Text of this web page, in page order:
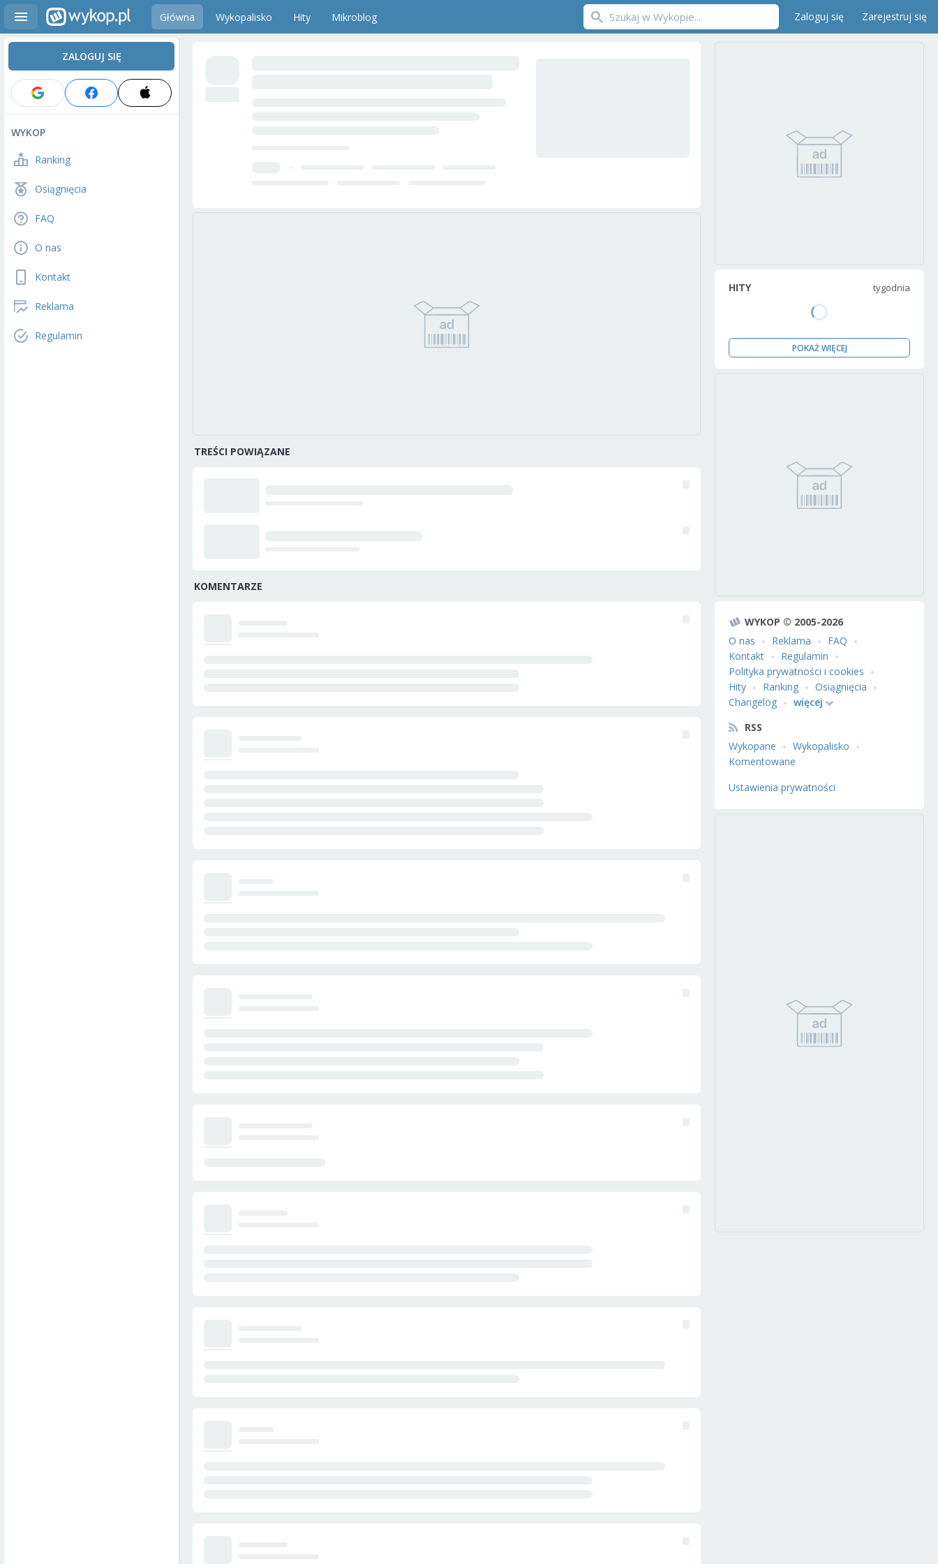
Główna Wykopalisko Hity Mikroblog Zaloguj się Zarejestruj się
ZALOGUJ SIĘ
WYKOP
Ranking
Osiągnięcia
FAQ
O nas
Kontakt
Reklama
Regulamin
TREŚCI POWIĄZANE
KOMENTARZE
HITY tygodnia
POKAŻ WIĘCEJ
WYKOP © 2005-2026
O nas
Reklama
FAQ
Kontakt
Regulamin
Polityka prywatności i cookies
Hity
Ranking
Osiągnięcia
Changelog
więcej
RSS
Wykopane
Wykopalisko
Komentowane
Ustawienia prywatności